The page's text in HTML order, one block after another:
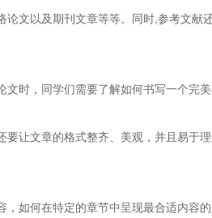
文以及期刊文章等等。同时,参考文献
时，同学们需要了解如何书写一个完美
让文章的格式整齐、美观，并且易于
如何在特定的章节中呈现最合适内容